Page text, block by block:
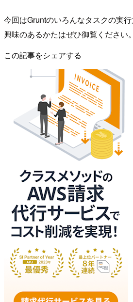
今回はGruntのいろんなタスクの実
興味のあるかたはぜひ御覧ください。
この記事をシェアする